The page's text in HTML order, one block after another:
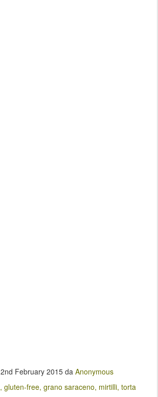
2nd February 2015da Anonymous
gluten-free grano saraceno mirtilli torta